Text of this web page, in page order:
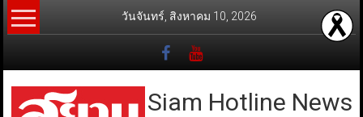
Skip
to
วันจันทร์, สิงหาคม 10, 2026
Siam Hotline News